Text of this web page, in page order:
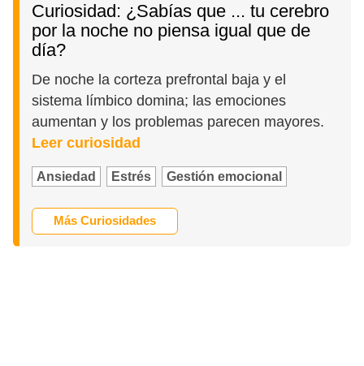
Curiosidad: ¿Sabías que ... tu cerebro
por la noche no piensa igual que de
día?
De noche la corteza prefrontal baja y el
sistema límbico domina; las emociones
aumentan y los problemas parecen mayores.
Leer curiosidad
Ansiedad Estrés Gestión emocional
Más Curiosidades